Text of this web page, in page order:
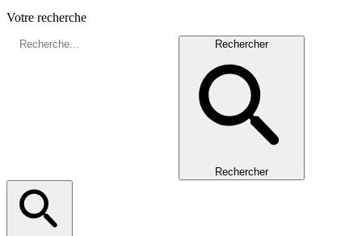
Votre recherche
Rechercher
Rechercher